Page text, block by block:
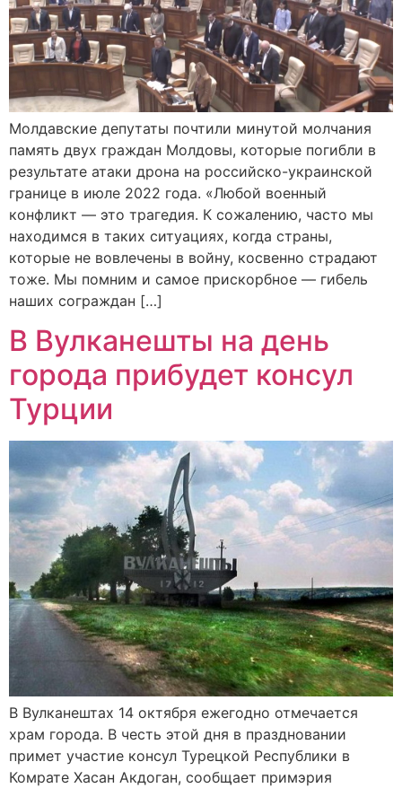
Молдавские депутаты почтили минутой молчания
память двух граждан Молдовы, которые погибли в
результате атаки дрона на российско-украинской
границе в июле 2022 года. «Любой военный
конфликт — это трагедия. К сожалению, часто мы
находимся в таких ситуациях, когда страны,
которые не вовлечены в войну, косвенно страдают
тоже. Мы помним и самое прискорбное — гибель
наших сограждан […]
В Вулканешты на день
города прибудет консул
Турции
В Вулканештах 14 октября ежегодно отмечается
храм города. В честь этой дня в праздновании
примет участие консул Турецкой Республики в
Комрате Хасан Акдоган, сообщает примэрия